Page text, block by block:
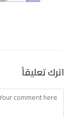
اترك تعليقاً
Comment